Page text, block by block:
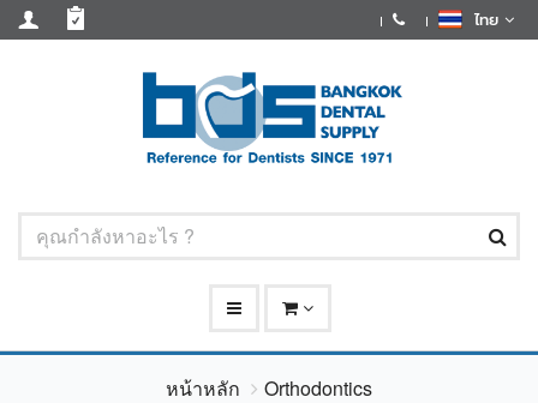
ไทย
หน้าหลัก
Orthodontics